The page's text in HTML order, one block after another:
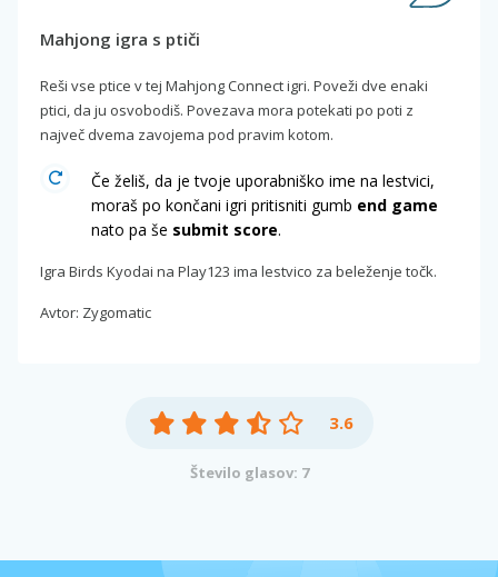
Mahjong igra s ptiči
Reši vse ptice v tej Mahjong Connect igri. Poveži dve enaki
ptici, da ju osvobodiš. Povezava mora potekati po poti z
največ dvema zavojema pod pravim kotom.
Če želiš, da je tvoje uporabniško ime na lestvici,
moraš po končani igri pritisniti gumb end game
nato pa še submit score.
Igra Birds Kyodai na Play123 ima lestvico za beleženje točk.
Avtor: Zygomatic
3.6
Število glasov: 7